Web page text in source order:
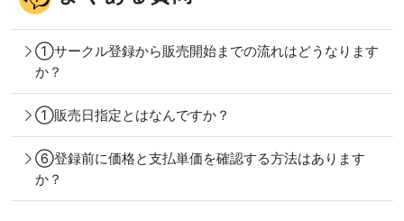
①サークル登録から販売開始までの流れはどうなります
か？
①販売日指定とはなんですか？
⑥登録前に価格と支払単価を確認する方法はあります
か？